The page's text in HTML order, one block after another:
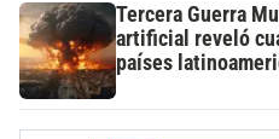
Tercera Guerra
artificial reveló
países